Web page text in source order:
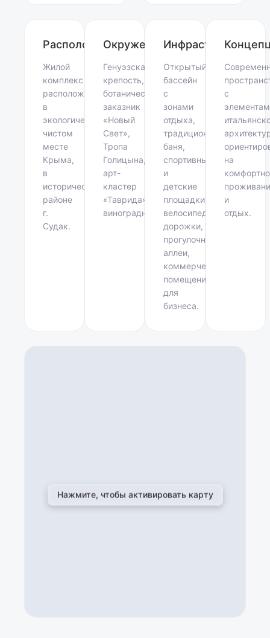
Расположение
Жилой
комплекс
расположен
в
экологически
чистом
месте
Крыма,
в
историческом
районе
г.
Судак.
Окружение
Генуэзская
крепость,
ботанический
заказник
«Новый
Свет»,
Тропа
Голицына,
арт-
кластер
«Таврида»,
виноградники.
Инфраструктура
Открытый
бассейн
с
зонами
отдыха,
традиционная
баня,
спортивные
и
детские
площадки,
велосипедные
дорожки,
прогулочные
аллеи,
коммерческие
помещения
для
бизнеса.
с
на
и
отдых.